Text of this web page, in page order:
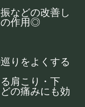
などの改善し
の作用◎
りをよくする
肩こり・下
の痛みにも効